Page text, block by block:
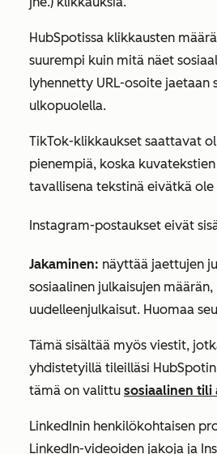
HubSpotissa klikkausten
suurempi kuin mitä näet
lyhennetty URL-osoite jaetaan
ulkopuolella.
TikTok-klikkaukset saattavat
pienempiä, koska
tavallisena tekstinä eivätkä
Instagram-postaukset eivät
Jakaminen: näyttää jaettujen
sosiaalinen julkaisujen
uudelleenjulkaisut. Huomaa
Tämä sisältää myös viestit,
yhdistetyillä tileilläsi
tämä on valittu sosiaalinen tili
LinkedInin henkilökohtaisen
LinkedIn-videoiden jakoja ja